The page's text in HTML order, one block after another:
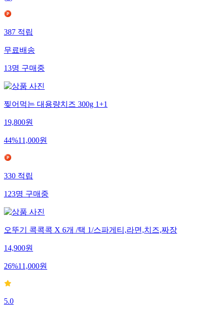
387 적립
무료배송
13명 구매중
찢어먹는 대용량치즈 300g 1+1
19,800원
44%11,000원
330 적립
123명 구매중
오뚜기 콕콕콕 X 6개 /택 1/스파게티,라면,치즈,짜장
14,900원
26%11,000원
5.0